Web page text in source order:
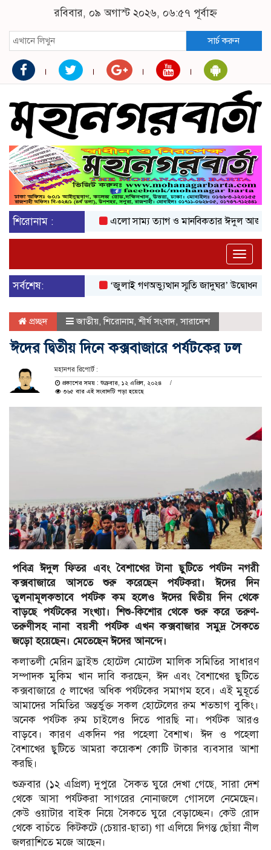
রবিবার, ০৯ অগাস্ট ২০২৬, ০৬:৫৭ পূর্বাহ্ন
সার্চ করুন
শিরোনাম : এলো সাম্য ত্যাগ ও মানবিকতার ঈদুল আজহা
Toggle
সর্বশেষ:
‘জুলাই গণঅভ্যুত্থান স্মৃতি জাদুঘর’ উদ্বোধন করলেন
প্রচ্ছদ জাতীয়,শিরোনাম,শীর্ষ সংবাদ,সারাদেশ
ঈদের দ্বিতীয় দিনে কক্সবাজারে পর্যটকের ঢল
মহানগর রিপোর্ট :
প্রকাশের সময় : শুক্রবার, ১২ এপ্রিল, ২০২৪
৩৬৫ বার এই সংবাদটি পড়া হয়েছে
পবিত্র ঈদুল ফিতর এবং বৈশাখের টানা ছুটিতে পর্যটন নগরী
কক্সবাজারে আসতে শুরু করেছেন পর্যটকরা। ঈদের দিন
তুলনামূলকভাবে পর্যটক কম হলেও ঈদের দ্বিতীয় দিন থেকে
বাড়ছে পর্যটকের সংখ্যা। শিশু-কিশোর থেকে শুরু করে তরুণ-
তরুণীসহ নানা বয়সী পর্যটক এখন কক্সবাজার সমুদ্র সৈকতে
জড়ো হয়েছেন। মেতেছেন ঈদের আনন্দে।
কলাতলী মেরিন ড্রাইভ হোটেল মোটেল মালিক সমিতির সাধারণ
সম্পাদক মুকিম খান দাবি করছেন, ঈদ এবং বৈশাখের ছুটিতে
কক্সবাজারে ৫ লাখের অধিক পর্যটকের সমাগম হবে। এই মুহূর্তে
আমাদের সমিতির অন্তর্ভুক্ত সকল হোটেলের রুম শতভাগ বুকিং।
অনেক পর্যটক রুম চাইলেও দিতে পারছি না। পর্যটক আরও
বাড়বে। কারণ একদিন পর পহেলা বৈশাখ। ঈদ ও পহেলা
বৈশাখের ছুটিতে আমরা কয়েকশ কোটি টাকার ব্যবসার আশা
করছি।
শুক্রবার (১২ এপ্রিল) দুপুরে সৈকত ঘুরে দেখা গেছে, সারা দেশ
থেকে আসা পর্যটকরা সাগরের নোনাজলে গোসলে নেমেছেন।
কেউ ওয়াটার বাইক নিয়ে সৈকতে ঘুরে বেড়াচ্ছেন। কেউ রোদ
থেকে বাচঁতে কিটকটে (চেয়ার-ছাতা) গা এলিয়ে দিগন্ত ছোঁয়া নীল
জলরাশিতে মজে আছেন।